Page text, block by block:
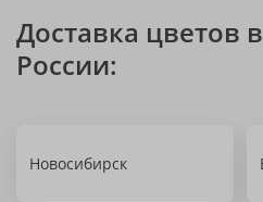
Доставка цветов
России:
Новосибирск